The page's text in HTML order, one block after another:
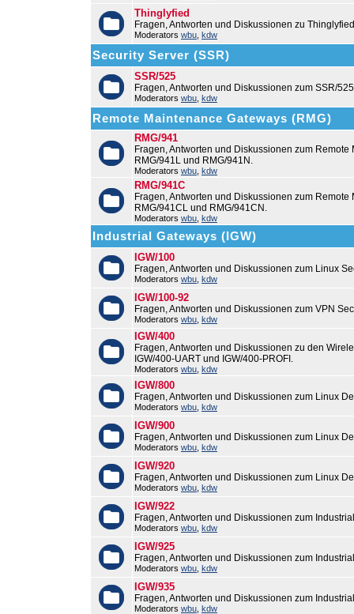
Thinglyfied
Fragen, Antworten und Diskussionen zu Thinglyfied
Moderators wbu kdw
Security Server (SSR)
SSR/525
Fragen, Antworten und Diskussionen zum SSR/525
Moderators wbu kdw
Remote Maintenance Gateways (RMG)
RMG/941
Fragen, Antworten und Diskussionen zum
RMG/941L und RMG/941N.
Moderators wbu kdw
RMG/941C
Fragen, Antworten und Diskussionen zum
RMG/941CL und RMG/941CN.
Moderators wbu kdw
Industrial Gateways (IGW)
IGW/100
Fragen, Antworten und Diskussionen zum Linux
Moderators wbu kdw
IGW/100-92
Fragen, Antworten und Diskussionen zum VPN
Moderators wbu kdw
IGW/400
Fragen, Antworten und Diskussionen zu den
IGW/400-UART und IGW/400-PROFI.
Moderators wbu kdw
IGW/800
Fragen, Antworten und Diskussionen zum Linux
Moderators wbu kdw
IGW/900
Fragen, Antworten und Diskussionen zum Linux
Moderators wbu kdw
IGW/920
Fragen, Antworten und Diskussionen zum Linux
Moderators wbu kdw
IGW/922
Fragen, Antworten und Diskussionen zum
Moderators wbu kdw
IGW/925
Fragen, Antworten und Diskussionen zum
Moderators wbu kdw
IGW/935
Fragen, Antworten und Diskussionen zum
Moderators wbu kdw